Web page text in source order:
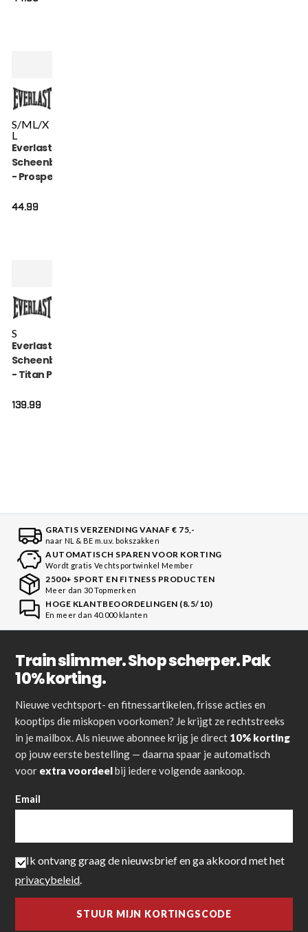
S/ML/X
L
Everlast
Scheenbeschermer
- Prospect Youth -
44.99
S
Everlast
Scheenbeschermer
- Titan Pro Instep -
139.99
GRATIS VERZENDING VANAF € 75,-
naar NL & BE m.u.v. bokszakken
AUTOMATISCH SPAREN VOOR KORTING
Wordt gratis Vechtsportwinkel Member
2500+ SPORT EN FITNESS PRODUCTEN
Meer dan 30 Topmerken
HOGE KLANTBEOORDELINGEN (8.5/10)
En meer dan 40.000 klanten
Train slimmer. Shop scherper. Pak
10% korting.
Nieuwe vechtsport- en fitnessartikelen, frisse acties en
kooptips die miskopen voorkomen? Je krijgt ze rechtstreeks
in je mailbox. Als nieuwe abonnee krijg je direct 10% korting
op jouw eerste bestelling — daarna spaar je automatisch
voor extra voordeelbij iedere volgende aankoop.
Email
Ik ontvang graag de nieuwsbrief en ga akkoord met het
privacybeleid.